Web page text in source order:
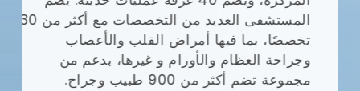
المستشفى العديد من التخصصات مع أكثر من 30
تخصصًا، بما فيها أمراض القلب والأعصاب
وجراحة العظام والأورام و غيرها، بدعم من
مجموعة تضم أكثر من 900 طبيب وجراح.